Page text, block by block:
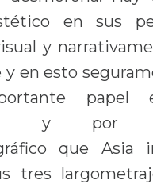
en sus
y
y en esto
papel
y por
que Asia
tres